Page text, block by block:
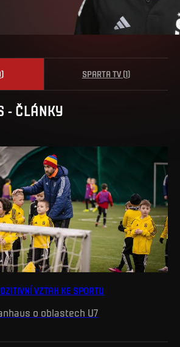
) SPARTA TV(1)
- ČLÁNKY
VZTAH KE SPORTU
o oblastech U7